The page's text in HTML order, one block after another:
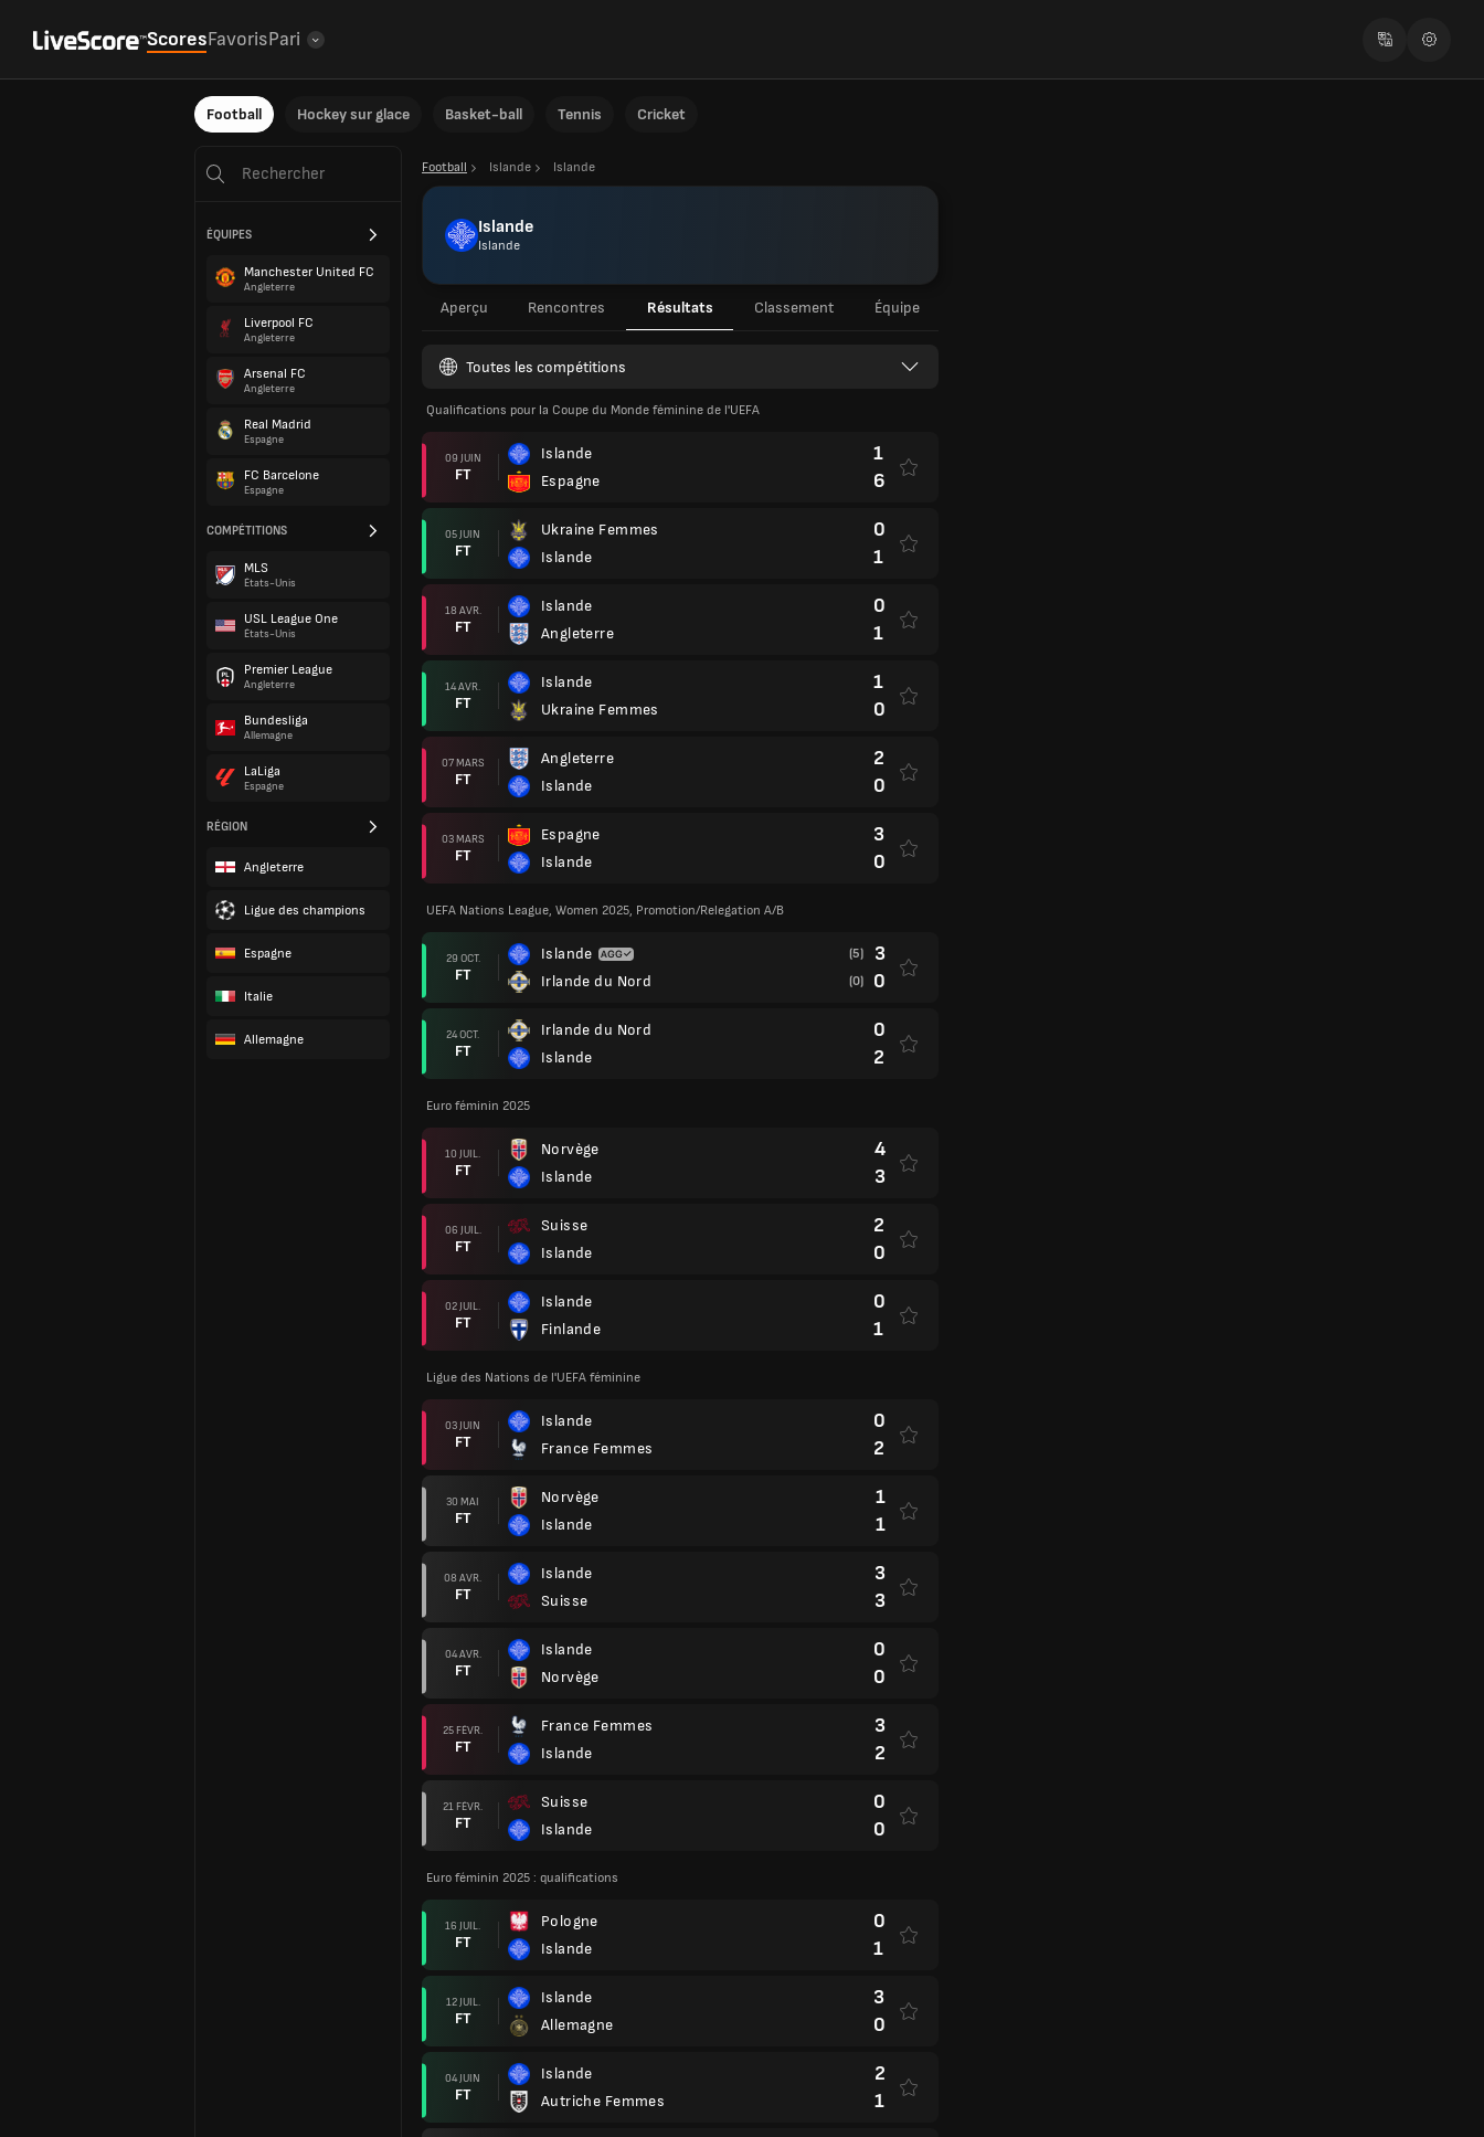
ScoresFavorisPari
Football Hockey sur glace Basket-ball Tennis Cricket
ÉQUIPES
Manchester United FC
Angleterre
Liverpool FC
Angleterre
Arsenal FC
Angleterre
Real Madrid
Espagne
FC Barcelone
Espagne
COMPÉTITIONS
MLS
États-Unis
USL League One
États-Unis
Premier League
Angleterre
Bundesliga
Allemagne
LaLiga
Espagne
RÉGION
Angleterre
Ligue des champions
Espagne
Italie
Allemagne
Football Islande Islande
Islande
Islande
Aperçu Rencontres Résultats Classement Équipe
Toutes les compétitions
Qualifications pour la Coupe du Monde féminine de l'UEFA
09 JUIN
FT
Islande
Espagne
1
6
05 JUIN
FT
Ukraine Femmes
Islande
0
1
18 AVR.
FT
Islande
Angleterre
0
1
14 AVR.
FT
Islande
Ukraine Femmes
1
0
07 MARS
FT
Angleterre
Islande
2
0
03 MARS
FT
Espagne
Islande
3
0
UEFA Nations League, Women 2025, Promotion/Relegation A/B
29 OCT.
FT
Islande
Irlande du Nord
(5) 3
(0) 0
24 OCT.
FT
Irlande du Nord
Islande
0
2
Euro féminin 2025
10 JUIL.
FT
Norvège
Islande
4
3
06 JUIL.
FT
Suisse
Islande
2
0
02 JUIL.
FT
Islande
Finlande
0
1
Ligue des Nations de l'UEFA féminine
03 JUIN
FT
Islande
France Femmes
0
2
30 MAI
FT
Norvège
Islande
1
1
08 AVR.
FT
Islande
Suisse
3
3
04 AVR.
FT
Islande
Norvège
0
0
25 FÉVR.
FT
France Femmes
Islande
3
2
21 FÉVR.
FT
Suisse
Islande
0
0
Euro féminin 2025 : qualifications
16 JUIL.
FT
Pologne
Islande
0
1
12 JUIL.
FT
Islande
Allemagne
3
0
04 JUIN
FT
Islande
Autriche Femmes
2
1